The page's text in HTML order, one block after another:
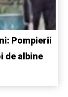
Pompierii
de albine